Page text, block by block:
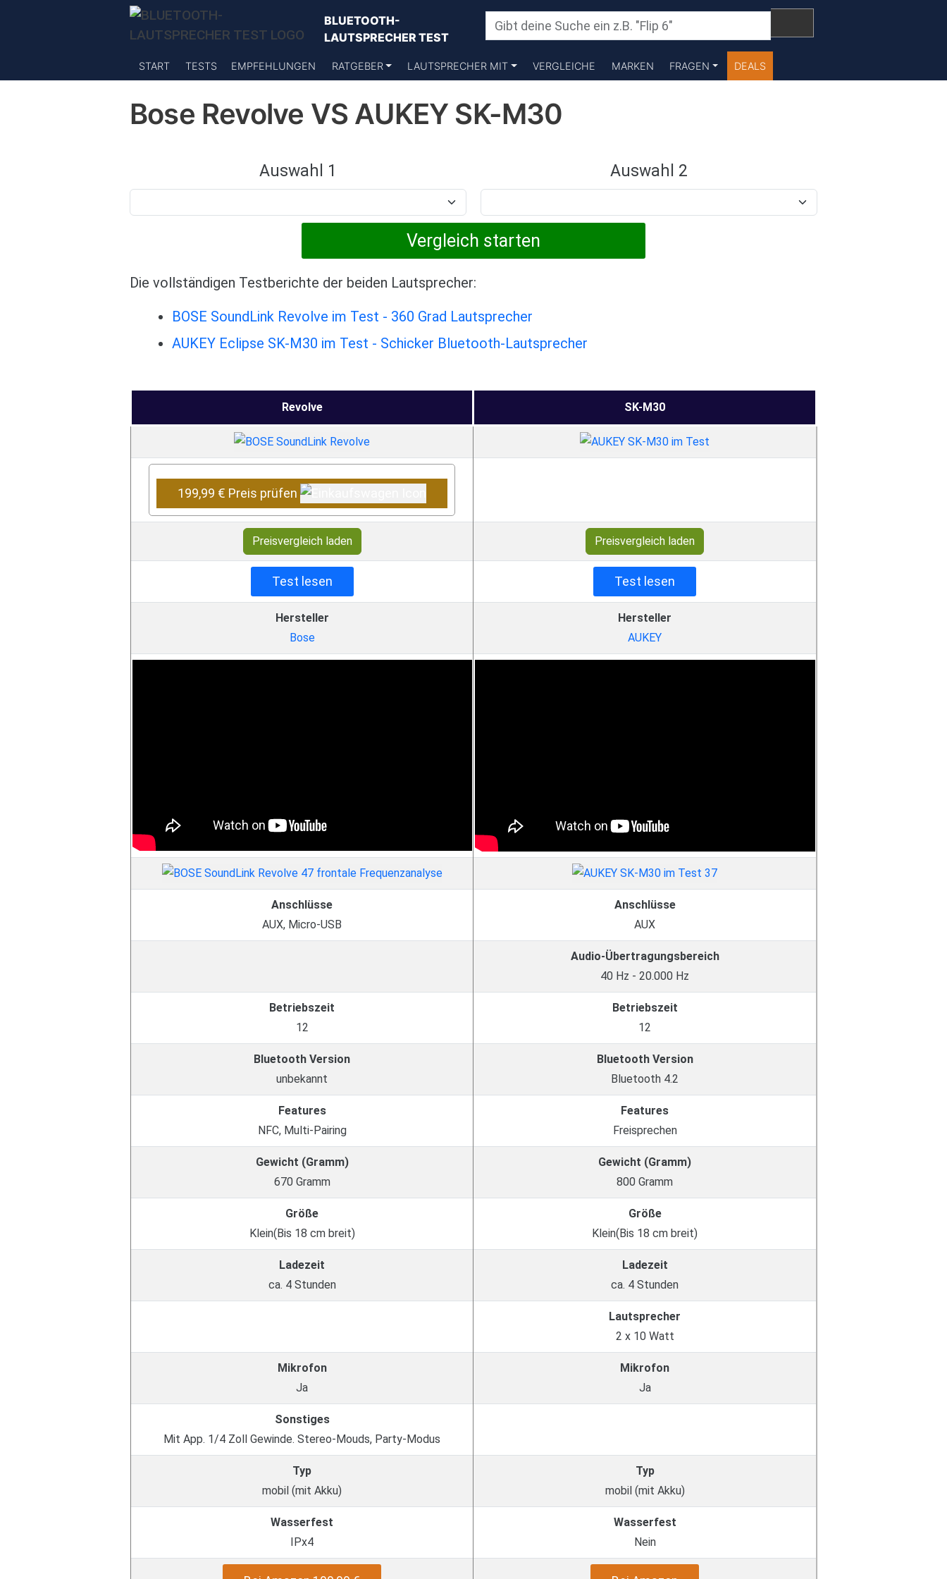
BLUETOOTH-
LAUTSPRECHER TEST
START TESTS EMPFEHLUNGEN RATGEBER LAUTSPRECHER MIT VERGLEICHE MARKEN FRAGEN DEALS
Bose Revolve VS AUKEY SK-M30
Auswahl 1 Auswahl 2
Die vollständigen Testberichte der beiden Lautsprecher:
BOSE SoundLink Revolve im Test - 360 Grad Lautsprecher
AUKEY Eclipse SK-M30 im Test - Schicker Bluetooth-Lautsprecher
Revolve SK-M30
199,99 € Preis prüfen
Preisvergleich laden Preisvergleich laden
Test lesen Test lesen
Hersteller
Bose
Hersteller
AUKEY
Anschlüsse
AUX, Micro-USB
Anschlüsse
AUX
Audio-Übertragungsbereich
40 Hz - 20.000 Hz
Betriebszeit
12
Betriebszeit
12
Bluetooth Version
unbekannt
Bluetooth Version
Bluetooth 4.2
Features
NFC, Multi-Pairing
Features
Freisprechen
Gewicht (Gramm)
670 Gramm
Gewicht (Gramm)
800 Gramm
Größe
Klein(Bis 18 cm breit)
Größe
Klein(Bis 18 cm breit)
Ladezeit
ca. 4 Stunden
Ladezeit
ca. 4 Stunden
Lautsprecher
2 x 10 Watt
Mikrofon
Ja
Mikrofon
Ja
Sonstiges
Mit App. 1/4 Zoll Gewinde. Stereo-Mouds, Party-Modus
Typ
mobil (mit Akku)
Typ
mobil (mit Akku)
Wasserfest
IPx4
Wasserfest
Nein